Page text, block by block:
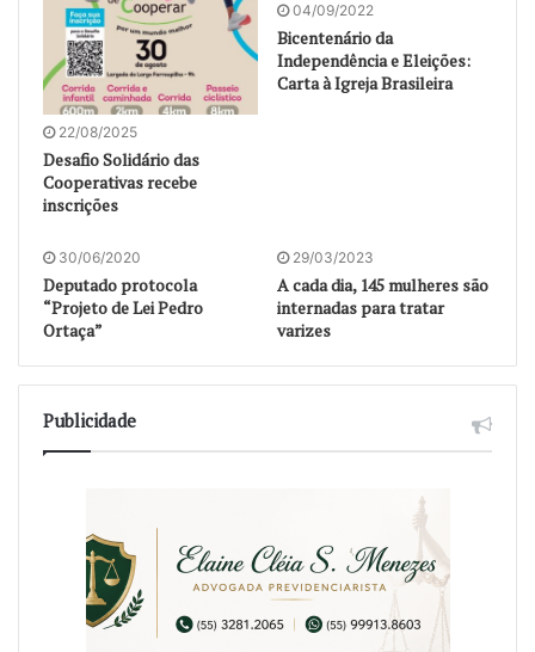
22/08/2025
Desafio Solidário das
Cooperativas recebe
inscrições
04/09/2022
Bicentenário da
Independência e Eleições:
Carta à Igreja Brasileira
30/06/2020
Deputado protocola
“Projeto de Lei Pedro
Ortaça”
29/03/2023
A cada dia, 145 mulheres são
internadas para tratar
varizes
Publicidade